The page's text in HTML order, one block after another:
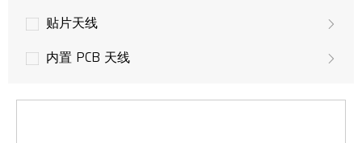
贴片天线
内置 PCB 天线